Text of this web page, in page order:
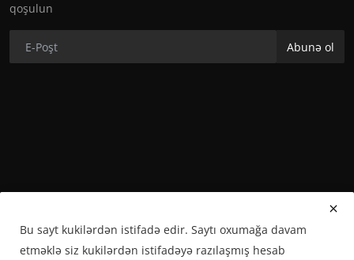
qoşulun
Abunə ol
Bu sayt kukilərdən istifadə edir. Saytı oxumağa davam
etməklə siz kukilərdən istifadəyə razılaşmış hesab